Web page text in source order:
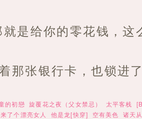
就是给你的零花钱，
那张银行卡，也锁进了
的初戀 旋覆花之夜（父女禁忌） 太平客栈
了个漂亮女人 他是龙[快穿] 空有美色 诸天